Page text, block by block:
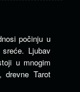
počinju u
Ljubav
u mnogim
drevne Tarot